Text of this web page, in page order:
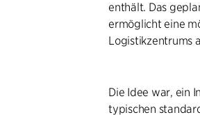
enthält. Das
ermöglicht eine
Logistikzentrums
Die Idee war, ein
typischen